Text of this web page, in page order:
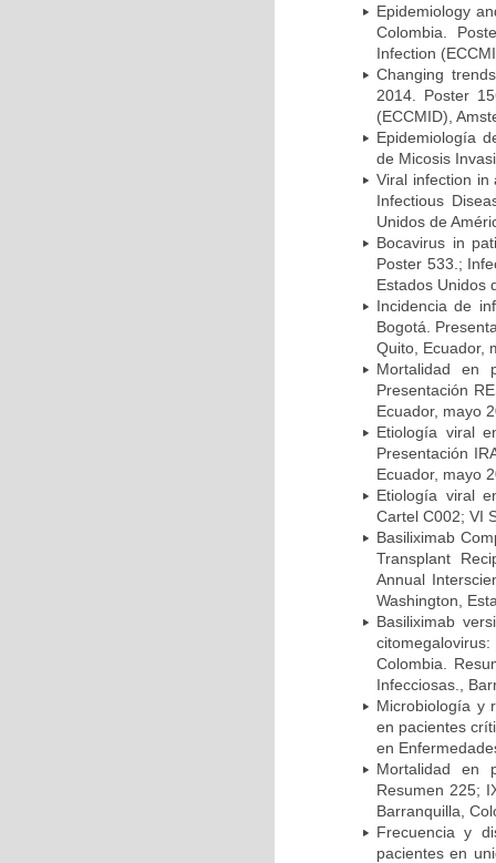
Epidemiology
Colombia.
Infection
Changing
2014. Poster
(ECCMID),
Epidemiología
de Micosis
Viral infection in
Infectious
Unidos de
Bocavirus in
Poster 533.;
Estados Unidos
Incidencia de
Bogotá.
Quito, Ecuador,
Mortalidad en
Presentación
Ecuador, mayo
Etiología viral
Presentación
Ecuador, mayo
Etiología viral
Cartel C002; VI
Basiliximab
Transplant
Annual
Washington,
Basiliximab
Colombia.
Infecciosas.,
Microbiología y
en pacientes
en
Mortalidad en
Resumen 225;
Barranquilla,
Frecuencia y
pacientes en